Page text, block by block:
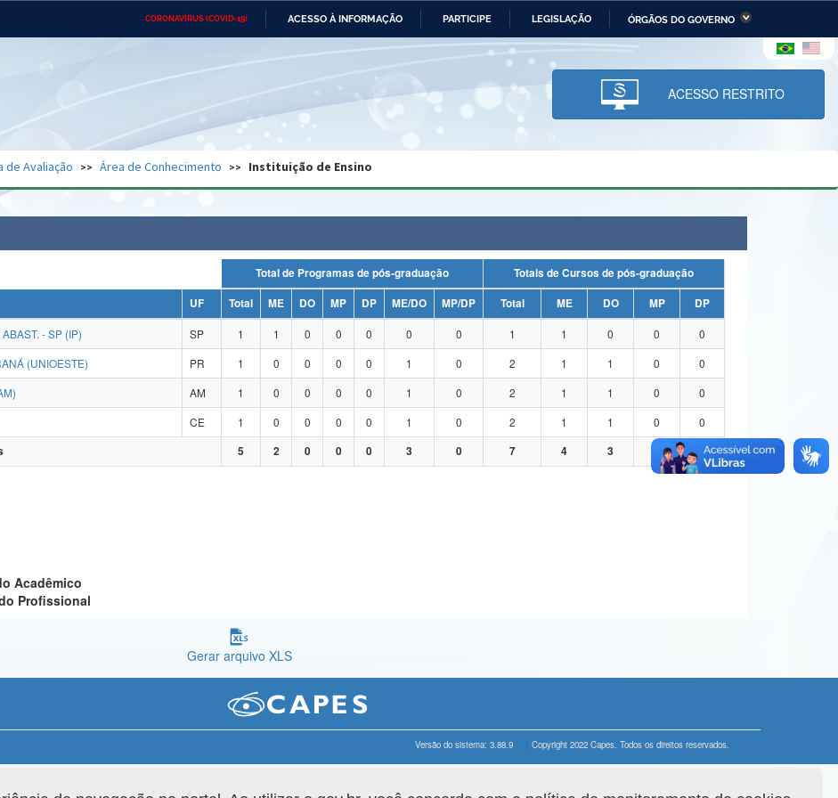
CORONAVÍRUS (COVID-19) ACESSO À INFORMAÇÃO PARTICIPE LEGISLAÇÃO ÓRGÃOS DO GOVERNO
Ministério das Relações Ministério da Economia Ministério da Infraestrutura
Ministério da Ciência,
Tecnologia, Inovações e
Comunicações
Ministério do Desenvolvimento
Regional e dos Direitos Humanos
Advocacia-Geral da União Banco Central do Brasil Planalto
ACESSO RESTRITO
de Avaliação Área de Conhecimento Instituição de Ensino
Total de Programas de pós-graduação
Totais de Cursos de pós-graduação
UF Total ME DO MP DP ME/DO MP/DP Total ME DO MP
DP
- SP (IP)
SP 1 1 0 0 0 0 0 1 1 0 0
0
(UNIOESTE)
PR 1 0 0 0 0 1 0 2 1 1 0
0
AM 1 0 0 0 0 1 0 2 1 1 0
0
CE 1 0 0 0 0 1 0 2 1 1 0
0
5 2 0 0 0 3 0 7 4 3 0
Acadêmico
Profissional
Gerar arquivo XLS
Versão do sistema: 3.88.9 Copyright 2022 Capes. Todos os direitos reservados.